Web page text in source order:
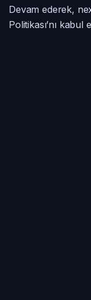
Devam ederek,
Politikası’nı